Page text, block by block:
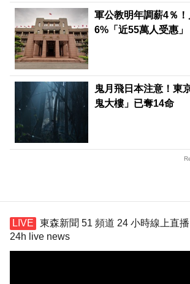
軍公教明年調薪4％
6%「近55萬人受惠」
鬼月飛日本注意！東
鬼大樓」已奪14命
東森新聞 51 頻道 24 小時線上直
24h live news